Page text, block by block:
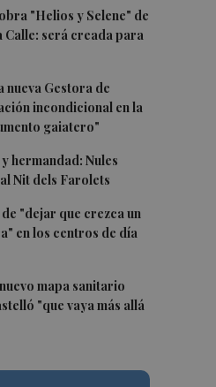
"Helios y Selene" de
Calle: será creada para
nueva Gestora de
incondicional en la
gaiatero"
hermandad: Nules
Nit dels Farolets
de "dejar que crezca un
en los centros de día
nuevo mapa sanitario
"que vaya más allá